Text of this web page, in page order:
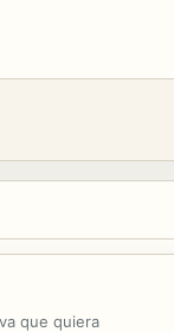
que quiera